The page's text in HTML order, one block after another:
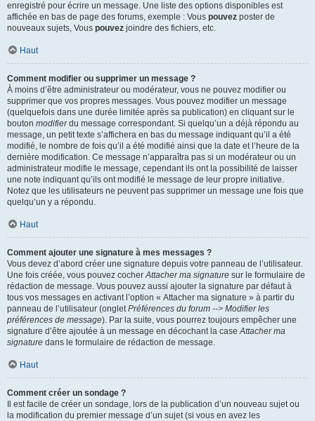
enregistré pour écrire un message. Une liste des options disponibles est
affichée en bas de page des forums, exemple : Vous pouvez poster de
nouveaux sujets, Vous pouvez joindre des fichiers, etc.
Haut
Comment modifier ou supprimer un message ?
À moins d’être administrateur ou modérateur, vous ne pouvez modifier ou
supprimer que vos propres messages. Vous pouvez modifier un message
(quelquefois dans une durée limitée après sa publication) en cliquant sur le
bouton modifierdu message correspondant. Si quelqu’un a déjà répondu au
message, un petit texte s’affichera en bas du message indiquant qu’il a été
modifié, le nombre de fois qu’il a été modifié ainsi que la date et l’heure de la
dernière modification. Ce message n’apparaîtra pas si un modérateur ou un
administrateur modifie le message, cependant ils ont la possibilité de laisser
une note indiquant qu’ils ont modifié le message de leur propre initiative.
Notez que les utilisateurs ne peuvent pas supprimer un message une fois que
quelqu’un y a répondu.
Haut
Comment ajouter une signature à mes messages ?
Vous devez d’abord créer une signature depuis votre panneau de l’utilisateur.
Une fois créée, vous pouvez cocherAttacher ma signature sur le formulaire de
rédaction de message. Vous pouvez aussi ajouter la signature par défaut à
tous vos messages en activant l’option « Attacher ma signature » à partir du
panneau de l’utilisateur (ongletPréférences du forum --> Modifier les
préférences de message). Par la suite, vous pourrez toujours empêcher une
signature d’être ajoutée à un message en décochant la caseAttacher ma
signature dans le formulaire de rédaction de message.
Haut
Comment créer un sondage ?
Il est facile de créer un sondage, lors de la publication d’un nouveau sujet ou
la modification du premier message d’un sujet (si vous en avez les